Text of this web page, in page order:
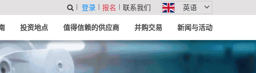
登录 报名 联系我们 英语
投资地点 值得信赖的供应商 并购交易 新闻与活动